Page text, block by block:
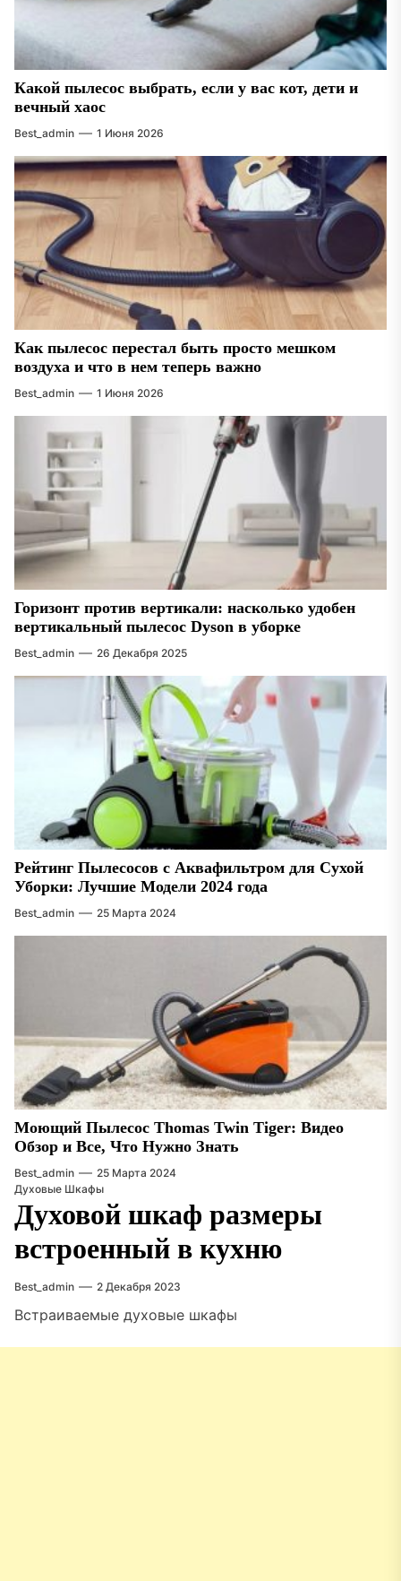
Какой пылесос выбрать, если у вас кот, дети и
вечный хаос
Best_admin 1 Июня 2026
Как пылесос перестал быть просто мешком
воздуха и что в нем теперь важно
Best_admin 1 Июня 2026
Горизонт против вертикали: насколько удобен
вертикальный пылесос Dyson в уборке
Best_admin 26 Декабря 2025
Рейтинг Пылесосов с Аквафильтром для Сухой
Уборки: Лучшие Модели 2024 года
Best_admin 25 Марта 2024
Моющий Пылесос Thomas Twin Tiger: Видео
Обзор и Все, Что Нужно Знать
Best_admin
25 Марта 2024
Духовые Шкафы
Духовой шкаф размеры
встроенный в кухню
Best_admin 2 Декабря 2023
Встраиваемые духовые шкафы